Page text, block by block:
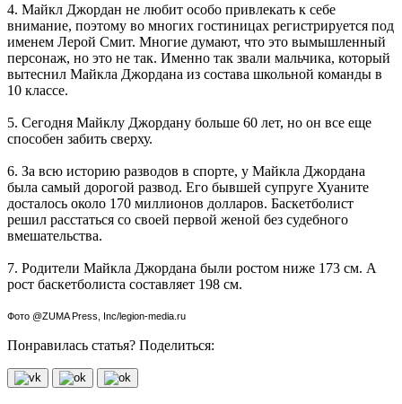
4. Майкл Джордан не любит особо привлекать к себе
внимание, поэтому во многих гостиницах регистрируется под
именем Лерой Смит. Многие думают, что это вымышленный
персонаж, но это не так. Именно так звали мальчика, который
вытеснил Майкла Джордана из состава школьной команды в
10 классе.
5. Сегодня Майклу Джордану больше 60 лет, но он все еще
способен забить сверху.
6. За всю историю разводов в спорте, у Майкла Джордана
была самый дорогой развод. Его бывшей супруге Хуаните
досталось около 170 миллионов долларов. Баскетболист
решил расстаться со своей первой женой без судебного
вмешательства.
7. Родители Майкла Джордана были ростом ниже 173 см. А
рост баскетболиста составляет 198 см.
Фото @ZUMA Press, Inc/legion-media.ru
Понравилась статья? Поделиться: